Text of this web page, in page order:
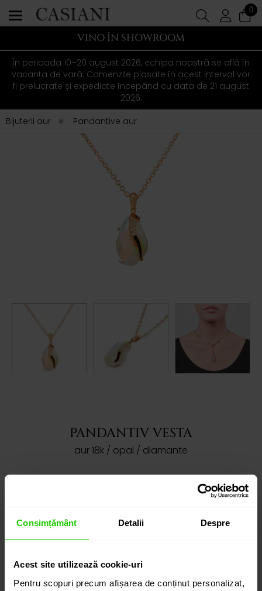
Consimțământ Detalii Despre
Acest site utilizează cookie-uri
Pentru scopuri precum afișarea de conținut personalizat,
0
VINO ÎN SHOWROOM
În perioada 10–20 august 2026, echipa noastră se află în
vacanța de vară. Comenzile plasate în acest interval vor
fi prelucrate și expediate începând cu data de 21 august
2026.
Bijuterii aur
Pandantive aur
PANDANTIV VESTA
aur 18k / opal / diamante
ACEST PRODUS A FOST VÂNDUT!
CONTACTEAZĂ-NE
DETALII